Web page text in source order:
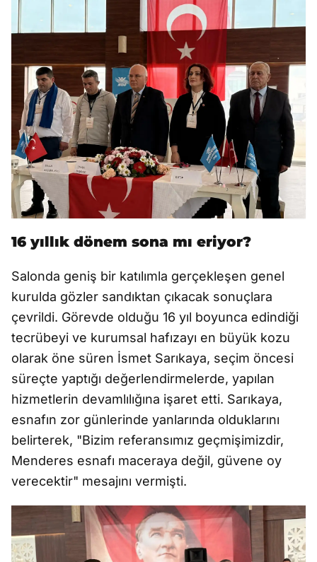
16 yıllık dönem sona mı eriyor?
Salonda geniş bir katılımla gerçekleşen genel
kurulda gözler sandıktan çıkacak sonuçlara
çevrildi. Görevde olduğu 16 yıl boyunca edindiği
tecrübeyi ve kurumsal hafızayı en büyük kozu
olarak öne süren İsmet Sarıkaya, seçim öncesi
süreçte yaptığı değerlendirmelerde, yapılan
hizmetlerin devamlılığına işaret etti. Sarıkaya,
esnafın zor günlerinde yanlarında olduklarını
belirterek, "Bizim referansımız geçmişimizdir,
Menderes esnafı maceraya değil, güvene oy
verecektir" mesajını vermişti.